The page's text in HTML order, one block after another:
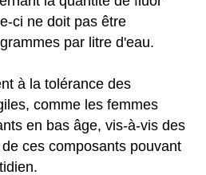
ci ne doit pas être
par litre d'eau.
à la tolérance des
comme les femmes
en bas âge, vis-à-vis des
ces composants pouvant